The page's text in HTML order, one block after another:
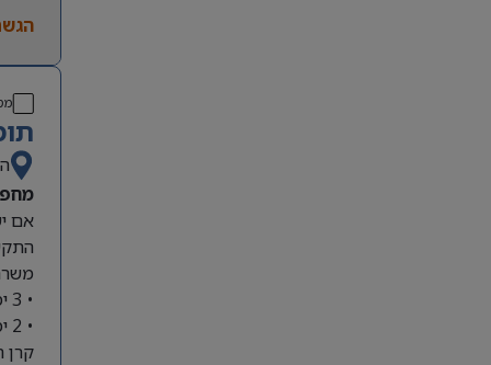
אם
• 3 ימים מהמשרד 08:00-17:00
• 2 ימים מהבית 13:00-22:00
קרן